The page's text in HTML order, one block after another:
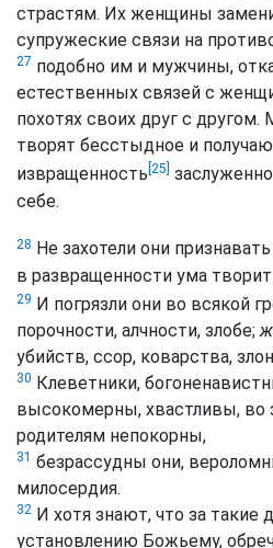
страстям. Их женщины
супружеские связи на
27 подобно им и мужчины,
естественных связей с
похотях своих друг с
творят бесстыдное и
извращенность [25]
себе.
28 Не захотели они
в развращенности ума
29 И погрязли они во всякой
порочности, алчности, злобе;
убийств, ссор, коварства,
30 Клеветники,
высокомерны, хвастливы, во
родителям непокорны,
31 безрассудны они,
милосердия.
32 И хотя знают, что за такие
установлению Божьему,